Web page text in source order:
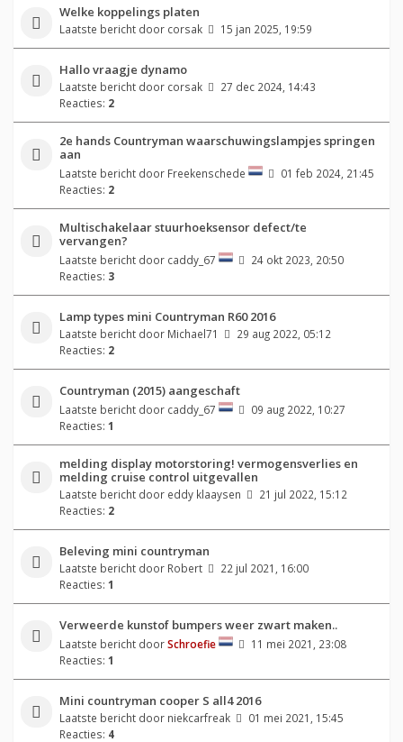
Welke koppelings platen
Laatste bericht door corsak 15 jan 2025, 19:59
Hallo vraagje dynamo
Laatste bericht door corsak
27 dec 2024, 14:43
Reacties: 2
2e hands Countryman waarschuwingslampjes springen
aan
Laatste bericht door Freekenschede
01 feb 2024, 21:45
Reacties: 2
Multischakelaar stuurhoeksensor defect/te
vervangen?
Laatste bericht door caddy_67
24 okt 2023, 20:50
Reacties: 3
Lamp types mini Countryman R60 2016
Laatste bericht door Michael71
29 aug 2022, 05:12
Reacties: 2
Countryman (2015) aangeschaft
Laatste bericht door caddy_67
09 aug 2022, 10:27
Reacties: 1
melding display motorstoring! vermogensverlies en
melding cruise control uitgevallen
Laatste bericht door eddy klaaysen
21 jul 2022, 15:12
Reacties: 2
Beleving mini countryman
Laatste bericht door Robert
22 jul 2021, 16:00
Reacties: 1
Verweerde kunstof bumpers weer zwart maken..
Laatste bericht doorSchroefie
11 mei 2021, 23:08
Reacties: 1
Mini countryman cooper S all4 2016
Laatste bericht door niekcarfreak
01 mei 2021, 15:45
Reacties: 4